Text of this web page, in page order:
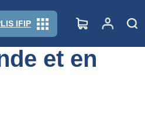
IFIP
et en